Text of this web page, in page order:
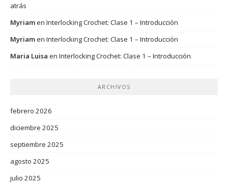
atrás
Myriamen Interlocking Crochet: Clase 1 – Introducción
Myriamen Interlocking Crochet: Clase 1 – Introducción
Maria Luisa en Interlocking Crochet: Clase 1 – Introducción
ARCHIVOS
febrero 2026
diciembre 2025
septiembre 2025
agosto 2025
julio 2025